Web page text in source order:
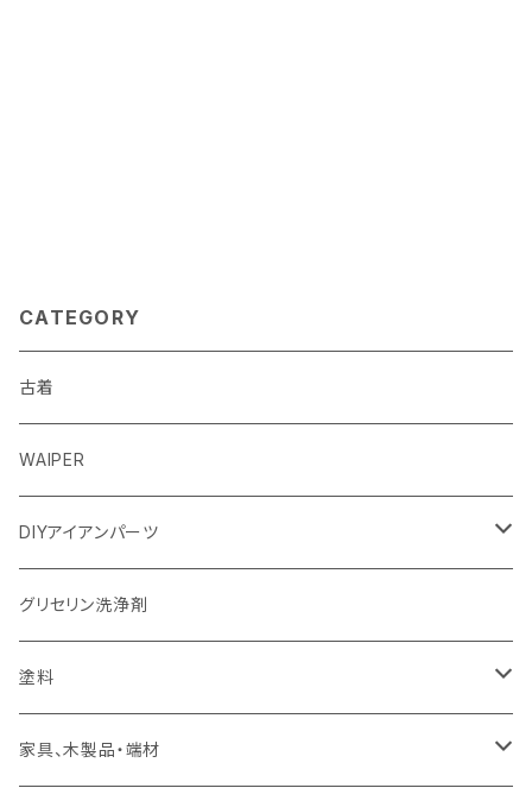
CATEGORY
古着
WAIPER
DIYアイアンパーツ
鉄脚
φ13丸棒鉄脚
パーツ
ダルトン
グリセリン洗浄剤
塗料
Wax
家具、木製品・端材